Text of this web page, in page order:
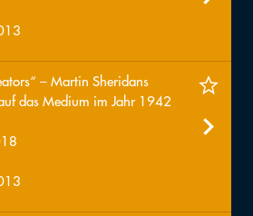
– Martin Sheridans
das Medium im Jahr 1942